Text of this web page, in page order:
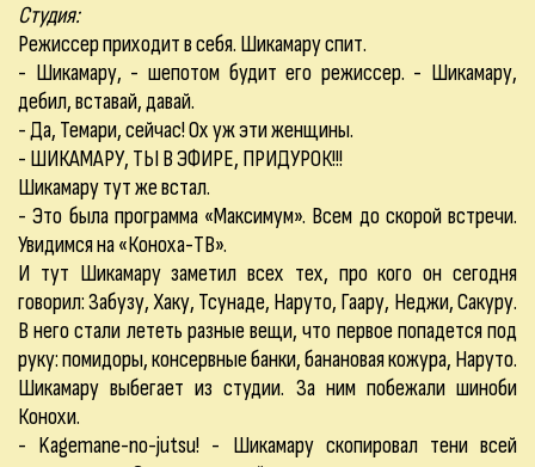
Студия:
Режиссер приходит в себя. Шикамару спит.
- Шикамару, - шепотом будит его режиссер. - Шикамару,
дебил, вставай, давай.
- Да, Темари, сейчас! Ох уж эти женщины.
- ШИКАМАРУ, ТЫ В ЭФИРЕ, ПРИДУРОК!!!
Шикамару тут же встал.
- Это была программа «Максимум». Всем до скорой встречи.
Увидимся на «Коноха-ТВ».
И тут Шикамару заметил всех тех, про кого он сегодня
говорил: Забузу, Хаку, Тсунаде, Наруто, Гаару, Неджи, Сакуру.
В него стали лететь разные вещи, что первое попадется под
руку: помидоры, консервные банки, банановая кожура, Наруто.
Шикамару выбегает из студии. За ним побежали шиноби
Конохи.
- Kagemane-no-jutsu! - Шикамару скопировал тени всей